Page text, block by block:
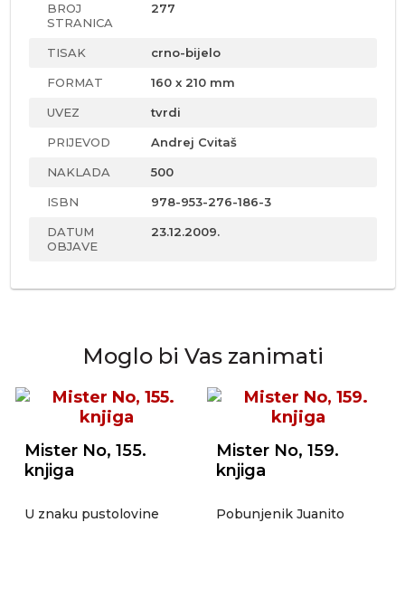
BROJ
STRANICA
277
TISAK crno-bijelo
FORMAT 160 x 210 mm
UVEZ tvrdi
PRIJEVOD Andrej Cvitaš
NAKLADA 500
ISBN 978-953-276-186-3
DATUM
OBJAVE
23.12.2009.
Moglo bi Vas zanimati
Mister No, 155.
knjiga
U znaku pustolovine
Mister No, 159.
knjiga
Pobunjenik Juanito